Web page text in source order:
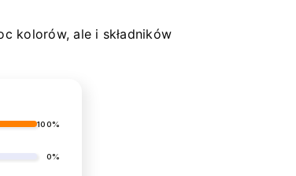
kolorów, ale i składników
100%
0%